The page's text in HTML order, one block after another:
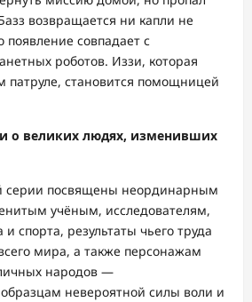
возвращается ни капли не
совпадает с
роботов. Иззи, которая
патруле, становится помощницей
о великих людях, изменивших
серии посвящены неординарным
учёным, исследователям,
и спорта, результаты чьего труда
мира, а также персонажам
народов —
невероятной силы воли и